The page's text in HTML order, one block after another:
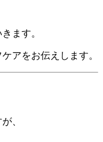
ます。
アをお伝えします。
、